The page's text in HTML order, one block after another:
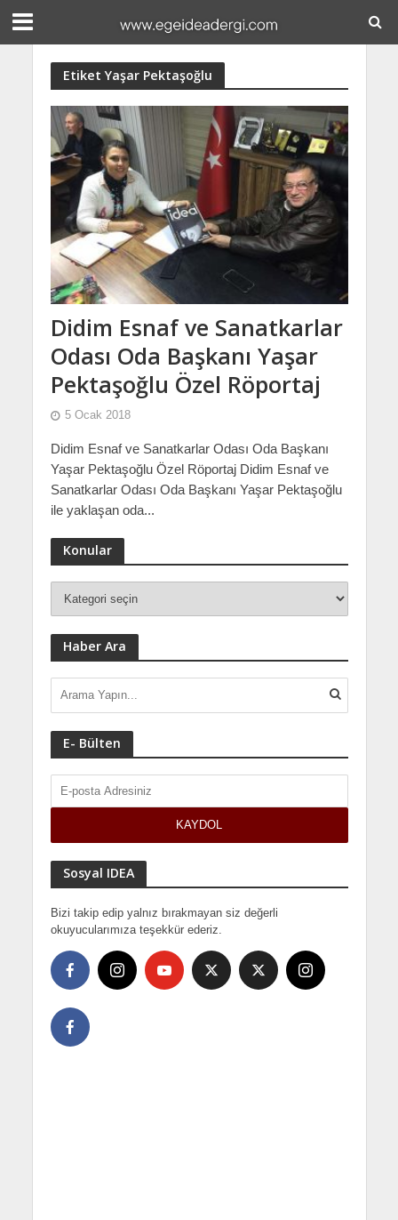
Etiket Yaşar Pektaşoğlu
Didim Esnaf ve Sanatkarlar
Odası Oda Başkanı Yaşar
Pektaşoğlu Özel Röportaj
5 Ocak 2018
Didim Esnaf ve Sanatkarlar Odası Oda Başkanı
Yaşar Pektaşoğlu Özel Röportaj Didim Esnaf ve
Sanatkarlar Odası Oda Başkanı Yaşar Pektaşoğlu
ile yaklaşan oda...
Konular
Haber Ara
E- Bülten
Sosyal IDEA
Bizi takip edip yalnız bırakmayan siz değerli
okuyucularımıza teşekkür ederiz.